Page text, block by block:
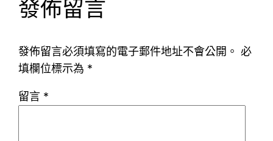
發佈留言
發佈留言必須填寫的電子郵件地址不會公開。 必
填欄位標示為 *
留言 *